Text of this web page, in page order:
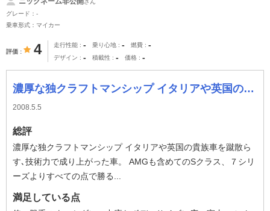
グレード：-
乗車形式：マイカー
評価 4 走行性能 - 乗り心地 - 燃費 -
デザイン - 積載性 - 価格 -
濃厚な独クラフトマンシップ イタリアや英国の貴族車を蹴散らす､技術力で成り上がった車。 AMGも含めてのSクラス、７シリーズよりすべての点で勝る。 カ
2008.5.5
総評
濃厚な独クラフトマンシップ イタリアや英国の貴族車を蹴散ら
す､技術力で成り上がった車。 AMGも含めてのSクラス、７シリ
ーズよりすべての点で勝る...
満足している点